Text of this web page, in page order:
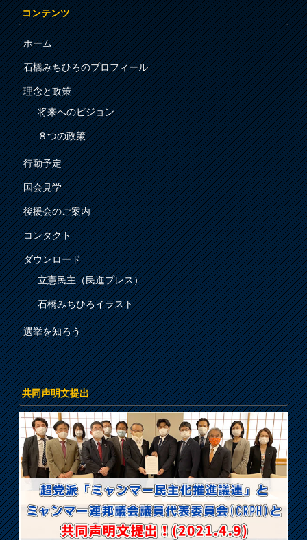
コンテンツ
ホーム
石橋みちひろのプロフィール
理念と政策
将来へのビジョン
８つの政策
行動予定
国会見学
後援会のご案内
コンタクト
ダウンロード
立憲民主（民進プレス）
石橋みちひろイラスト
選挙を知ろう
共同声明文提出